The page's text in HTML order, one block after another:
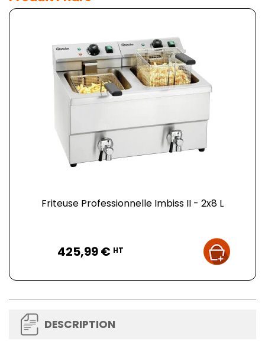
Friteuse Professionnelle Imbiss II - 2x8 L
425,99 € HT
DESCRIPTION